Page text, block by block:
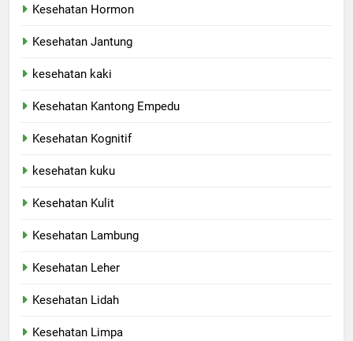
Kesehatan Hormon
Kesehatan Jantung
kesehatan kaki
Kesehatan Kantong Empedu
Kesehatan Kognitif
kesehatan kuku
Kesehatan Kulit
Kesehatan Lambung
Kesehatan Leher
Kesehatan Lidah
Kesehatan Limpa